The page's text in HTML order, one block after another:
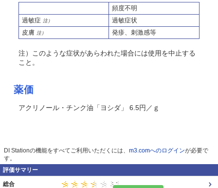
頻度不明
過敏症 注）
過敏症状
皮膚 注） 発疹、刺激感等
注）このような症状があらわれた場合には使用を中止する
こと。
薬価
アクリノール・チンク油「ヨシダ」 6.5円／ｇ
DI Stationの機能をすべてご利用いただくには、 m3.comへのログインが必要で
す。
評価サマリー
総合